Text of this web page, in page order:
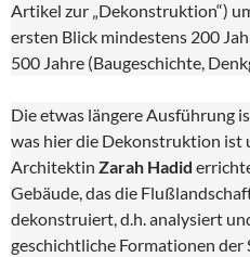
Artikel zur „Dekonstruktion“)
ersten Blick mindestens 200
500 Jahre (Baugeschichte,
Die etwas längere Ausführung
was hier die Dekonstruktion ist
Architektin Zarah Hadid
Gebäude, das die
dekonstruiert, d.h. analysiert
geschichtliche Formationen